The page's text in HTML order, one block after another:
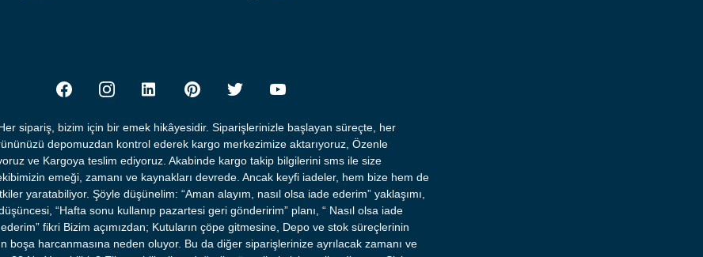
sipariş, bizim için bir emek hikâyesidir. Siparişlerinizle başlayan süreçte, her
depomuzdan kontrol ederek kargo merkezimize aktarıyoruz, Özenle
ve Kargoya teslim ediyoruz. Akabinde kargo takip bilgilerini sms ile size
emeği, zamanı ve kaynakları devrede. Ancak keyfi iadeler, hem bize hem de
yaratabiliyor. Şöyle düşünelim: “Aman alayım, nasıl olsa iade ederim” yaklaşımı,
“Hafta sonu kullanıp pazartesi geri gönderirim” planı, “ Nasıl olsa iade
fikri Bizim açımızdan; Kutuların çöpe gitmesine, Depo ve stok süreçlerinin
boşa harcanmasına neden oluyor. Bu da diğer siparişlerinize ayrılacak zamanı ve